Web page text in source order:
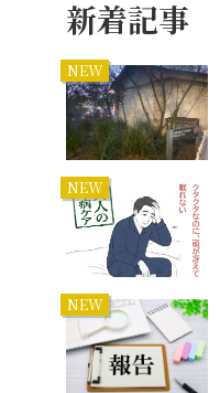
新着記事
NEW
NEW
NEW